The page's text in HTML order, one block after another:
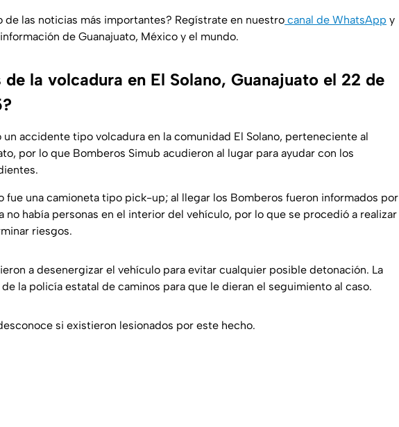
de las noticias más importantes? Regístrate en nuestro canal de WhatsApp y
de Guanajuato, México y el mundo.
de la volcadura en El Solano, Guanajuato el 22 de
accidente tipo volcadura en la comunidad El Solano, perteneciente al
por lo que Bomberos Simub acudieron al lugar para ayudar con los
fue una camioneta tipo pick-up; al llegar los Bomberos fueron informados por
no había personas en el interior del vehículo, por lo que se procedió a realizar
riesgos.
a desenergizar el vehículo para evitar cualquier posible detonación. La
la policía estatal de caminos para que le dieran el seguimiento al caso.
si existieron lesionados por este hecho.